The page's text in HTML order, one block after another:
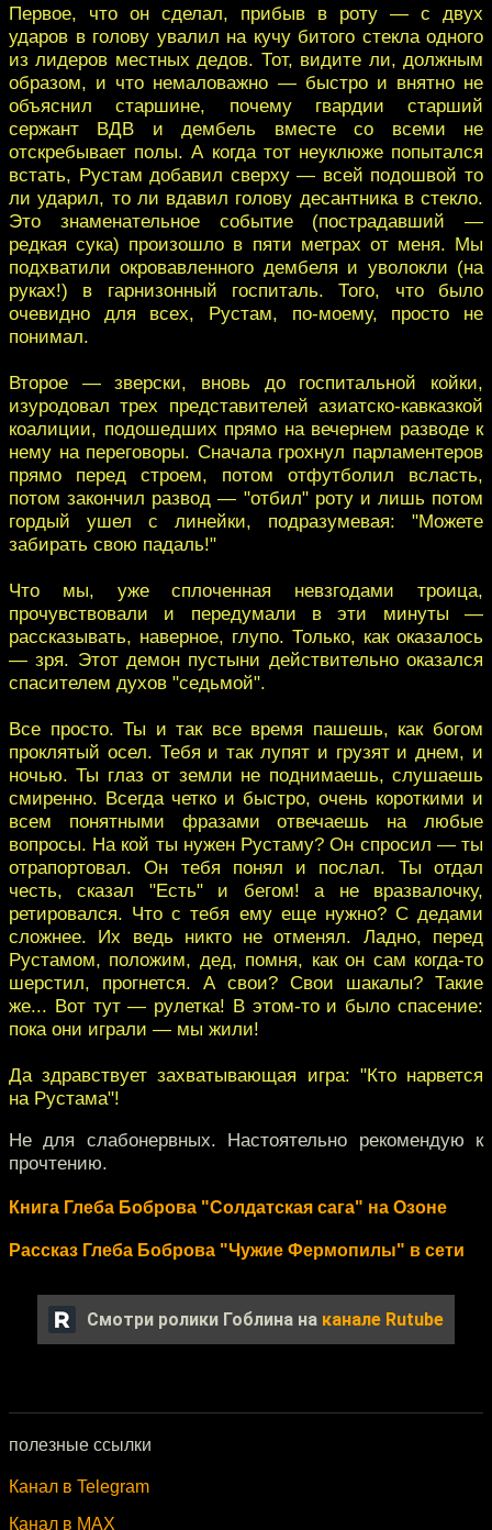
Первое, что он сделал, прибыв в роту — с двух
ударов в голову увалил на кучу битого стекла одного
из лидеров местных дедов. Тот, видите ли, должным
образом, и что немаловажно — быстро и внятно не
объяснил старшине, почему гвардии старший
сержант ВДВ и дембель вместе со всеми не
отскребывает полы. А когда тот неуклюже попытался
встать, Рустам добавил сверху — всей подошвой то
ли ударил, то ли вдавил голову десантника в стекло.
Это знаменательное событие (пострадавший —
редкая сука) произошло в пяти метрах от меня. Мы
подхватили окровавленного дембеля и уволокли (на
руках!) в гарнизонный госпиталь. Того, что было
очевидно для всех, Рустам, по-моему, просто не
понимал.
Второе — зверски, вновь до госпитальной койки,
изуродовал трех представителей азиатско-кавказкой
коалиции, подошедших прямо на вечернем разводе к
нему на переговоры. Сначала грохнул парламентеров
прямо перед строем, потом отфутболил всласть,
потом закончил развод — "отбил" роту и лишь потом
гордый ушел с линейки, подразумевая: "Можете
забирать свою падаль!"
Что мы, уже сплоченная невзгодами троица,
прочувствовали и передумали в эти минуты —
рассказывать, наверное, глупо. Только, как оказалось
— зря. Этот демон пустыни действительно оказался
спасителем духов "седьмой".
Все просто. Ты и так все время пашешь, как богом
проклятый осел. Тебя и так лупят и грузят и днем, и
ночью. Ты глаз от земли не поднимаешь, слушаешь
смиренно. Всегда четко и быстро, очень короткими и
всем понятными фразами отвечаешь на любые
вопросы. На кой ты нужен Рустаму? Он спросил — ты
отрапортовал. Он тебя понял и послал. Ты отдал
честь, сказал "Есть" и бегом! а не вразвалочку,
ретировался. Что с тебя ему еще нужно? С дедами
сложнее. Их ведь никто не отменял. Ладно, перед
Рустамом, положим, дед, помня, как он сам когда-то
шерстил, прогнется. А свои? Свои шакалы? Такие
же... Вот тут — рулетка! В этом-то и было спасение:
пока они играли — мы жили!
Да здравствует захватывающая игра: "Кто нарвется
на Рустама"!
Не для слабонервных. Настоятельно рекомендую к
прочтению.
Книга Глеба Боброва "Солдатская сага" на Озоне
Рассказ Глеба Боброва "Чужие Фермопилы" в сети
Смотри ролики Гоблина на канале Rutube
полезные ссылки
Канал в Telegram
Канал в MAX